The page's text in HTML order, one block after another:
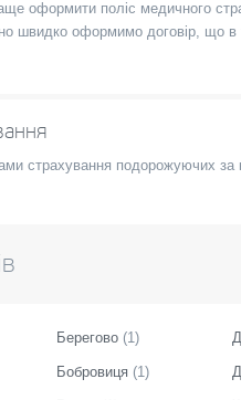
оформити поліс медичного
швидко оформимо договір, що в
страхування подорожуючих за
Берегово (1)
Бобровиця (1)